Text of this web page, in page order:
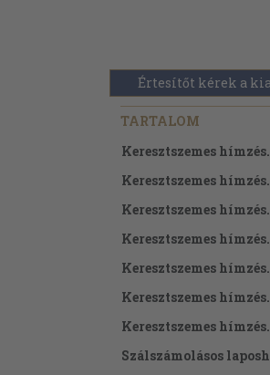
Értesítőt kérek a
TARTALOM
Keresztszemes
Keresztszemes
Keresztszemes
Keresztszemes
Keresztszemes
Keresztszemes
Keresztszemes
Szálszámolásos